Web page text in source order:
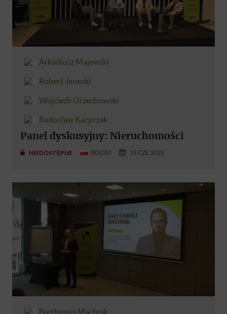
Arkadiusz Majewski
Robert Janecki
Wojciech Orzechowski
Radosław Kacprzak
Panel dyskusyjny: Nieruchomości
NIEDOSTĘPNE POLSKI 15 CZE 2025
Bartłomiej Machnik